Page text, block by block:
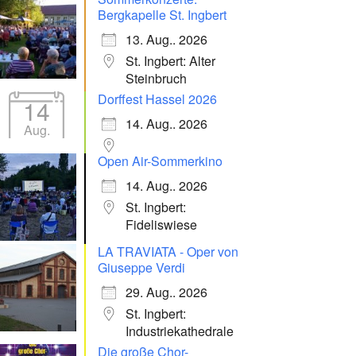
Bergkapelle St. Ingbert
13. Aug.. 2026
St. Ingbert: Alter
Steinbruch
14
Aug.
Dorffest Hassel 2026
14. Aug.. 2026
Open Air-Sommerkino
14. Aug.. 2026
St. Ingbert:
Fideliswiese
LA TRAVIATA - Oper von
Giuseppe Verdi
29. Aug.. 2026
St. Ingbert:
Industriekathedrale
Die große Chor-